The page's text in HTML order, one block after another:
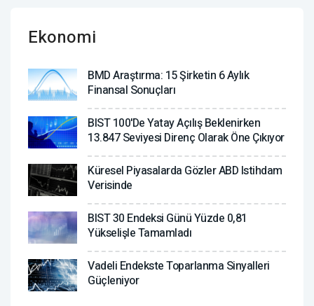
Ekonomi
BMD Araştırma: 15 Şirketin 6 Aylık
Finansal Sonuçları
BIST 100'de Yatay Açılış Beklenirken
13.847 Seviyesi Direnç Olarak Öne Çıkıyor
Küresel Piyasalarda Gözler ABD Istihdam
Verisinde
BIST 30 Endeksi Günü Yüzde 0,81
Yükselişle Tamamladı
Vadeli Endekste Toparlanma Sinyalleri
Güçleniyor